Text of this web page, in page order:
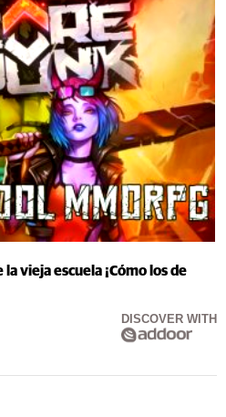
vieja escuela ¡Cómo los de
DISCOVER WITH